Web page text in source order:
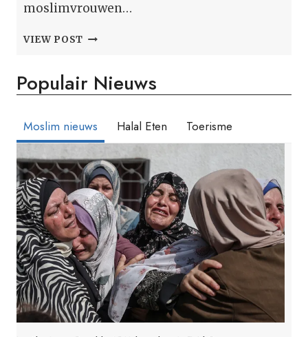
moslimvrouwen…
VIEW POST RECHSEXTREMISTISCHE
MAHARASHTRA
NA
‘MELK
TWEELING’
Populair Nieuws
Moslim nieuws Halal Eten Toerisme